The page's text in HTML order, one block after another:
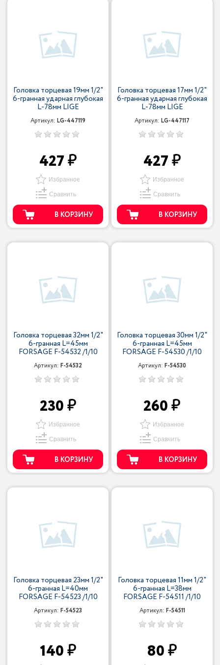
Головка торцевая 19мм 1/2"
6-гранная ударная глубокая
L-78мм LIGE
Артикул: LG-447119
427
Избранное
Сравнить
В КОРЗИНУ
Головка торцевая 17мм 1/2"
6-гранная ударная глубокая
L-78мм LIGE
Артикул: LG-447117
427
Избранное
Сравнить
В КОРЗИНУ
Головка торцевая 32мм 1/2"
6-гранная L=45мм
FORSAGE F-54532 /1/10
Артикул: F-54532
230
Избранное
Сравнить
В КОРЗИНУ
Головка торцевая 30мм 1/2"
6-гранная L=45мм
FORSAGE F-54530 /1/10
Артикул: F-54530
260
Избранное
Сравнить
В КОРЗИНУ
Головка торцевая 23мм 1/2"
6-гранная L=40мм
FORSAGE F-54523 /1/10
Артикул: F-54523
140
Головка торцевая 11мм 1/2"
6-гранная L=38мм
FORSAGE F-54511 /1/10
Артикул: F-54511
80